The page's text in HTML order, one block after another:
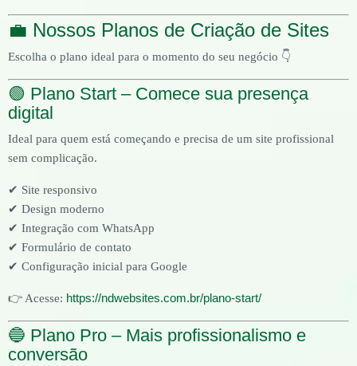
💼 Nossos Planos de Criação de Sites
Escolha o plano ideal para o momento do seu negócio 👇
🟢 Plano Start – Comece sua presença
digital
Ideal para quem está começando e precisa de um site profissional
sem complicação.
✔ Site responsivo
✔ Design moderno
✔ Integração com WhatsApp
✔ Formulário de contato
✔ Configuração inicial para Google
👉 Acesse: https://ndwebsites.com.br/plano-start/
🔵 Plano Pro – Mais profissionalismo e
conversão